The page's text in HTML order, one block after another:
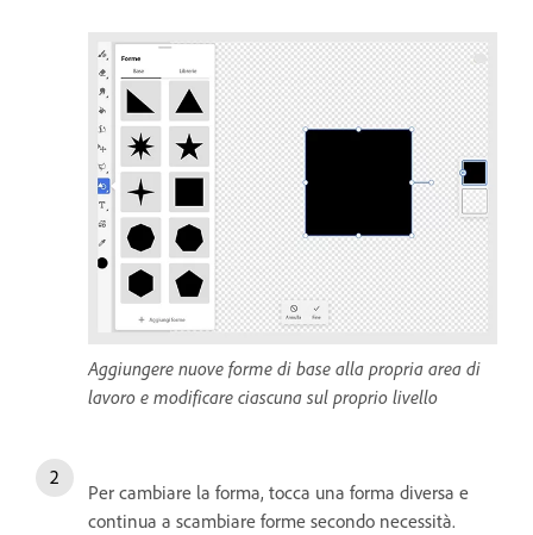
Aggiungere nuove forme di base alla propria area di
lavoro e modificare ciascuna sul proprio livello
Per cambiare la forma, tocca una forma diversa e
continua a scambiare forme secondo necessità.